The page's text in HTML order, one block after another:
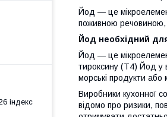
Йод — це
поживною речовиною,
Йод необхідний
Йод — це
тироксину (T4) Йод у
морські продукти або
Виробники кухонної
відомо про ризики,
індекс